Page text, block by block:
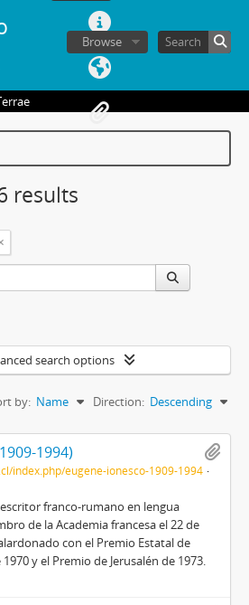
Browse
results
search options
by: Name Direction: Descending
1994)
index.php/eugene-ionesco-1909-1994
franco-rumano en lengua
de la Academia francesa el 22 de
con el Premio Estatal de
y el Premio de Jerusalén de 1973.